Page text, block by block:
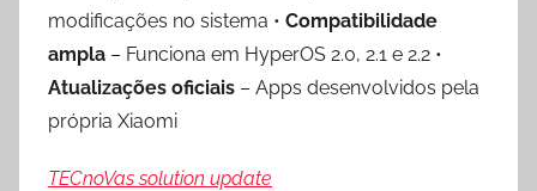
modificações no sistema • Compatibilidade
ampla – Funciona em HyperOS 2.0, 2.1 e 2.2 •
Atualizações oficiais – Apps desenvolvidos pela
própria Xiaomi
TECnoVas solution update